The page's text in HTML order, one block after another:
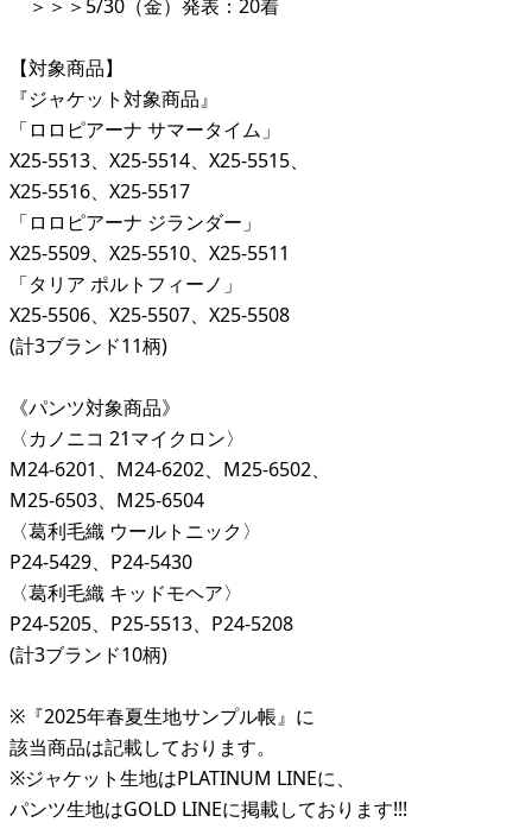
＞＞＞5/30（金）発表：20着
【対象商品】
『ジャケット対象商品』
「ロロピアーナ サマータイム」
X25-5513、X25-5514、X25-5515、
X25-5516、X25-5517
「ロロピアーナ ジランダー」
X25-5509、X25-5510、X25-5511
「タリア ポルトフィーノ」
X25-5506、X25-5507、X25-5508
(計3ブランド11柄)
《パンツ対象商品》
〈カノニコ 21マイクロン〉
M24-6201、M24-6202、M25-6502、
M25-6503、M25-6504
〈葛利毛織 ウールトニック〉
P24-5429、P24-5430
〈葛利毛織 キッドモヘア〉
P24-5205、P25-5513、P24-5208
(計3ブランド10柄)
※『2025年春夏生地サンプル帳』に
該当商品は記載しております。
※ジャケット生地はPLATINUM LINEに、
パンツ生地はGOLD LINEに掲載しております!!!